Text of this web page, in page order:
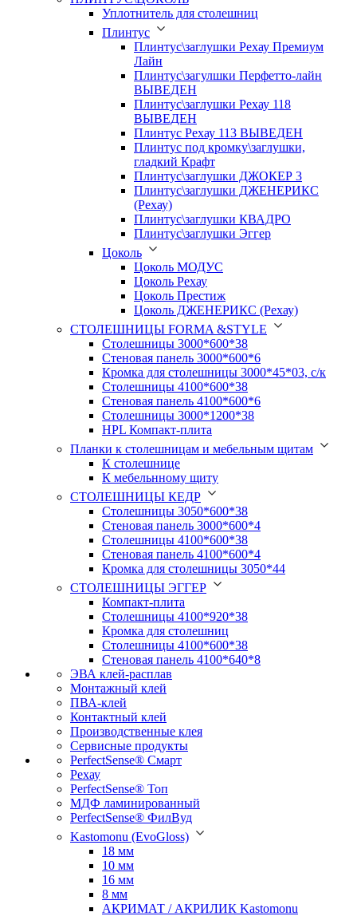
Уплотнитель для столешниц
Плинтус
Плинтус\заглушки Рехау Премиум
Лайн
Плинтус\загулшки Перфетто-лайн
ВЫВЕДЕН
Плинтус\заглушки Рехау 118
ВЫВЕДЕН
Плинтус Рехау 113 ВЫВЕДЕН
Плинтус под кромку\заглушки,
гладкий Крафт
Плинтус\заглушки ДЖОКЕР 3
Плинтус\заглушки ДЖЕНЕРИКС
(Рехау)
Плинтус\заглушки КВАДРО
Плинтус\заглушки Эггер
Цоколь
Цоколь МОДУС
Цоколь Рехау
Цоколь Престиж
Цоколь ДЖЕНЕРИКС (Рехау)
СТОЛЕШНИЦЫ FORMA &STYLE
Столешницы 3000*600*38
Стеновая панель 3000*600*6
Кромка для столешницы 3000*45*03, с/к
Столешницы 4100*600*38
Стеновая панель 4100*600*6
Столешницы 3000*1200*38
HPL Компакт-плита
Планки к столешницам и мебельным щитам
К столешнице
К мебельнному щиту
СТОЛЕШНИЦЫ КЕДР
Столешницы 3050*600*38
Стеновая панель 3000*600*4
Столешницы 4100*600*38
Стеновая панель 4100*600*4
Кромка для столешницы 3050*44
СТОЛЕШНИЦЫ ЭГГЕР
Компакт-плита
Столешницы 4100*920*38
Кромка для столешниц
Столешницы 4100*600*38
Стеновая панель 4100*640*8
ЭВА клей-расплав
Монтажный клей
ПВА-клей
Контактный клей
Производственные клея
Сервисные продукты
PerfectSense® Смарт
Рехау
PerfectSense® Топ
МДФ ламинированный
PerfectSense® ФилВуд
Kastomonu (EvoGloss)
18 мм
10 мм
16 мм
8 мм
АКРИМАТ / АКРИЛИК Kastomonu